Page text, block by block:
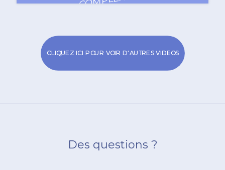
CLIQUEZ ICI POUR VOIR D'AUTRES VIDEOS
Des questions ?